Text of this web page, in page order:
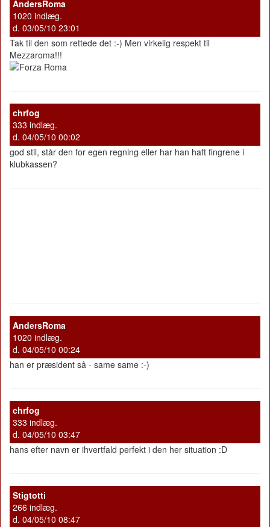
AndersRoma
1020 indlæg.
d. 03/05/10 23:01
Tak til den som rettede det :-) Men virkelig respekt til
Mezzaroma!!!
chrfog
333 indlæg.
d. 04/05/10 00:02
god stil, står den for egen regning eller har han haft fingrene i
klubkassen?
AndersRoma
1020 indlæg.
d. 04/05/10 00:24
han er præsident så - same same :-)
chrfog
333 indlæg.
d. 04/05/10 03:47
hans efter navn er ihvertfald perfekt i den her situation :D
Stigtotti
266 indlæg.
d. 04/05/10 08:47